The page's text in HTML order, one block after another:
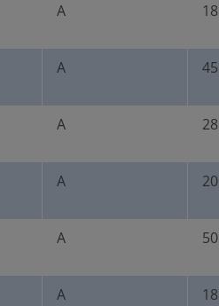
A 18
A 45
A 28
A 20
A 50
A 18